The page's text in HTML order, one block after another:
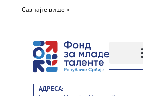
Сазнајте више »
АДРЕСА: